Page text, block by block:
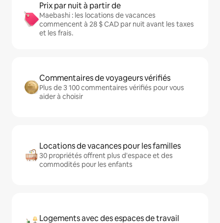
Prix par nuit à partir de
Maebashi : les locations de vacances
commencent à 28 $ CAD par nuit avant les taxes
et les frais.
Commentaires de voyageurs vérifiés
Plus de 3 100 commentaires vérifiés pour vous
aider à choisir
Locations de vacances pour les familles
30 propriétés offrent plus d'espace et des
commodités pour les enfants
Logements avec des espaces de travail